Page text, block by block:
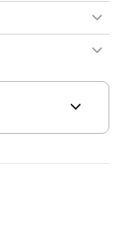
expand_more